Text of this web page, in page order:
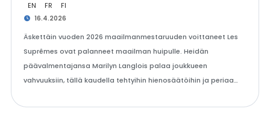
EN FR FI
16.4.2026
Äskettäin vuoden 2026 maailmanmestaruuden voittaneet Les
Suprêmes ovat palanneet maailman huipulle. Heidän
päävalmentajansa Marilyn Langlois palaa joukkueen
vahvuuksiin, tällä kaudella tehtyihin hienosäätöihin ja periaa…